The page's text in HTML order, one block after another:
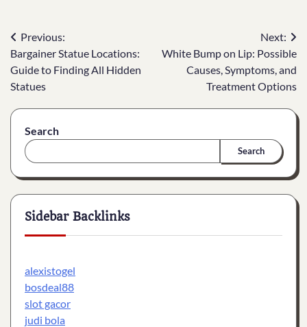
Post
navigation
Previous:
Bargainer Statue Locations:
Guide to Finding All Hidden
Statues
Next:
White Bump on Lip: Possible
Causes, Symptoms, and
Treatment Options
Search
Search
Sidebar Backlinks
alexistogel
bosdeal88
slot gacor
judi bola